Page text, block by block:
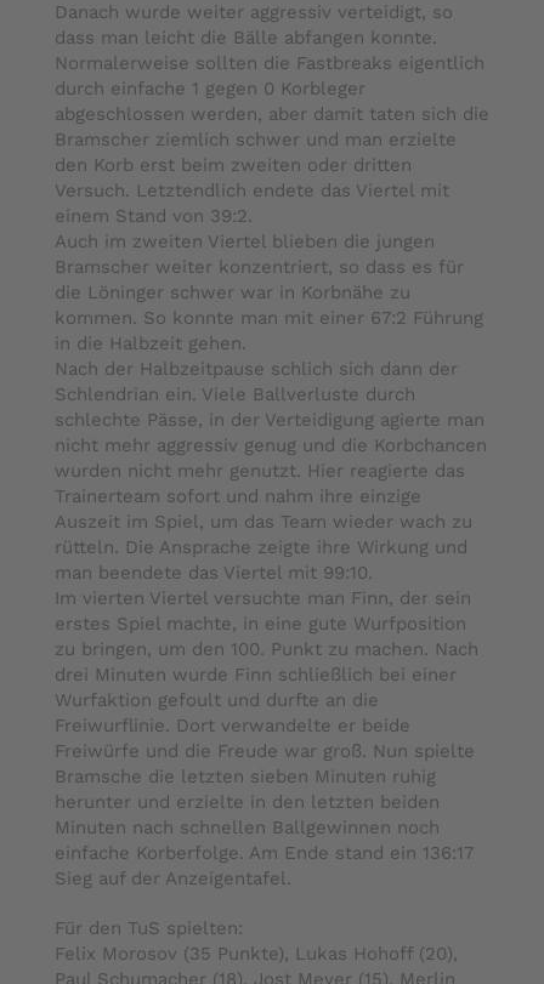
Danach wurde weiter aggressiv verteidigt, so
dass man leicht die Bälle abfangen konnte.
Normalerweise sollten die Fastbreaks eigentlich
durch einfache 1 gegen 0 Korbleger
abgeschlossen werden, aber damit taten sich die
Bramscher ziemlich schwer und man erzielte
den Korb erst beim zweiten oder dritten
Versuch. Letztendlich endete das Viertel mit
einem Stand von 39:2.
Auch im zweiten Viertel blieben die jungen
Bramscher weiter konzentriert, so dass es für
die Löninger schwer war in Korbnähe zu
kommen. So konnte man mit einer 67:2 Führung
in die Halbzeit gehen.
Nach der Halbzeitpause schlich sich dann der
Schlendrian ein. Viele Ballverluste durch
schlechte Pässe, in der Verteidigung agierte man
nicht mehr aggressiv genug und die Korbchancen
wurden nicht mehr genutzt. Hier reagierte das
Trainerteam sofort und nahm ihre einzige
Auszeit im Spiel, um das Team wieder wach zu
rütteln. Die Ansprache zeigte ihre Wirkung und
man beendete das Viertel mit 99:10.
Im vierten Viertel versuchte man Finn, der sein
erstes Spiel machte, in eine gute Wurfposition
zu bringen, um den 100. Punkt zu machen. Nach
drei Minuten wurde Finn schließlich bei einer
Wurfaktion gefoult und durfte an die
Freiwurflinie. Dort verwandelte er beide
Freiwürfe und die Freude war groß. Nun spielte
Bramsche die letzten sieben Minuten ruhig
herunter und erzielte in den letzten beiden
Minuten nach schnellen Ballgewinnen noch
einfache Korberfolge. Am Ende stand ein 136:17
Sieg auf der Anzeigentafel.
Für den TuS spielten:
Felix Morosov (35 Punkte), Lukas Hohoff (20),
Paul Schumacher (18), Jost Meyer (15), Merlin